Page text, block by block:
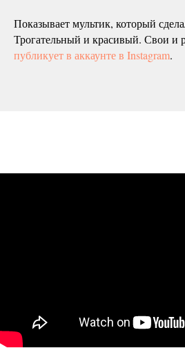
Показывает мультик, который
Трогательный и красивый. Свои и
публикует в аккаунте в Instagram.